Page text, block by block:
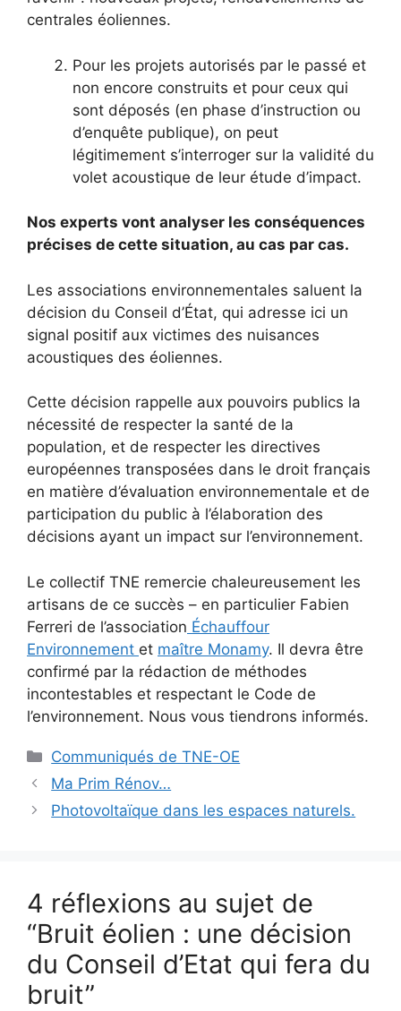
centrales éoliennes.
Pour les projets autorisés par le passé et
non encore construits et pour ceux qui
sont déposés (en phase d’instruction ou
d’enquête publique), on peut
légitimement s’interroger sur la validité du
volet acoustique de leur étude d’impact.
Nos experts vont analyser les conséquences
précises de cette situation, au cas par cas.
Les associations environnementales saluent la
décision du Conseil d’État, qui adresse ici un
signal positif aux victimes des nuisances
acoustiques des éoliennes.
Cette décision rappelle aux pouvoirs publics la
nécessité de respecter la santé de la
population, et de respecter les directives
européennes transposées dans le droit français
en matière d’évaluation environnementale et de
participation du public à l’élaboration des
décisions ayant un impact sur l’environnement.
Le collectif TNE remercie chaleureusement les
artisans de ce succès – en particulier Fabien
Ferreri de l’association Échauffour
Environnement et maître Monamy. Il devra être
confirmé par la rédaction de méthodes
incontestables et respectant le Code de
l’environnement. Nous vous tiendrons informés.
Catégories
Communiqués de TNE-OE
Ma Prim Rénov…
Photovoltaïque dans les espaces naturels.
4 réflexions au sujet de
“Bruit éolien : une décision
du Conseil d’Etat qui fera du
bruit”